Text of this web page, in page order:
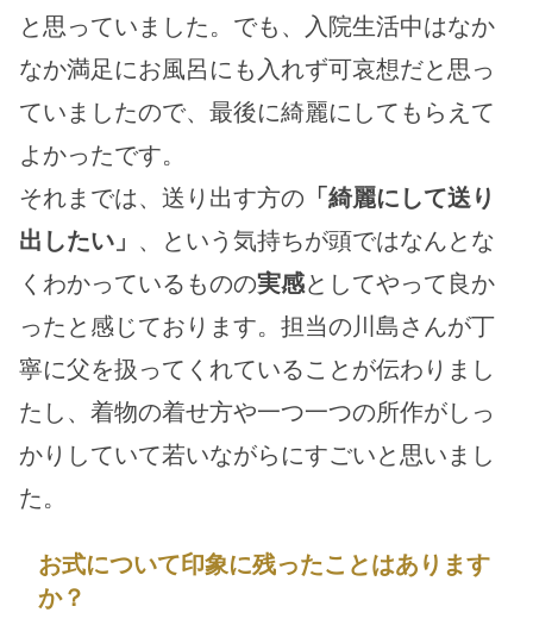
と思っていました。でも、入院生活中はなか
なか満足にお風呂にも入れず可哀想だと思っ
ていましたので、最後に綺麗にしてもらえて
よかったです。
それまでは、送り出す方の 「綺麗にして送り
出したい」 、という気持ちが頭ではなんとな
くわかっているものの実感としてやって良か
ったと感じております。担当の川島さんが丁
寧に父を扱ってくれていることが伝わりまし
たし、着物の着せ方や一つ一つの所作がしっ
かりしていて若いながらにすごいと思いまし
た。
お式について印象に残ったことはあります
か？